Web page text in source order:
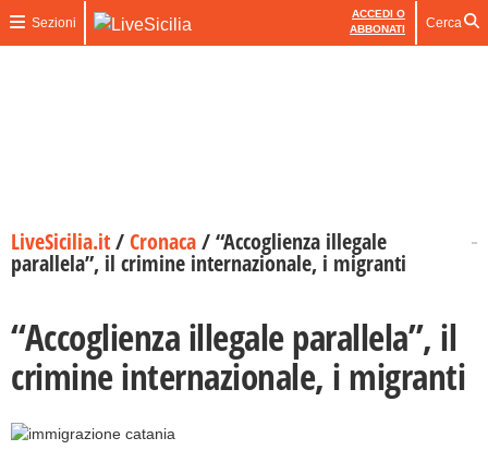
Sezioni
ACCEDI O
ABBONATI
Cerca
LiveSicilia.it/Cronaca/“Accoglienza illegale
parallela”, il crimine internazionale, i migranti
“Accoglienza illegale parallela”, il
crimine internazionale, i migranti